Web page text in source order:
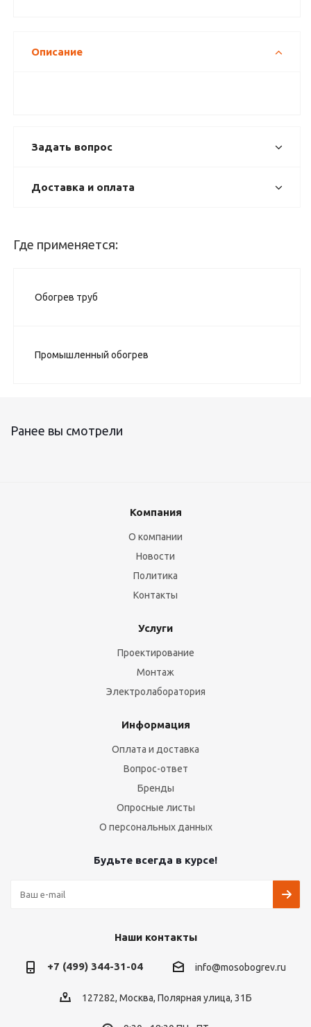
Описание
Задать вопрос
Доставка и оплата
Где применяется:
Обогрев труб
Промышленный обогрев
Ранее вы смотрели
Компания
О компании
Новости
Политика
Контакты
Услуги
Проектирование
Монтаж
Электролаборатория
Информация
Оплата и доставка
Вопрос-ответ
Бренды
Опросные листы
О персональных данных
Будьте всегда в курсе!
Наши контакты
+7 (499) 344-31-04 info@mosobogrev.ru
127282, Москва, Полярная улица, 31Б